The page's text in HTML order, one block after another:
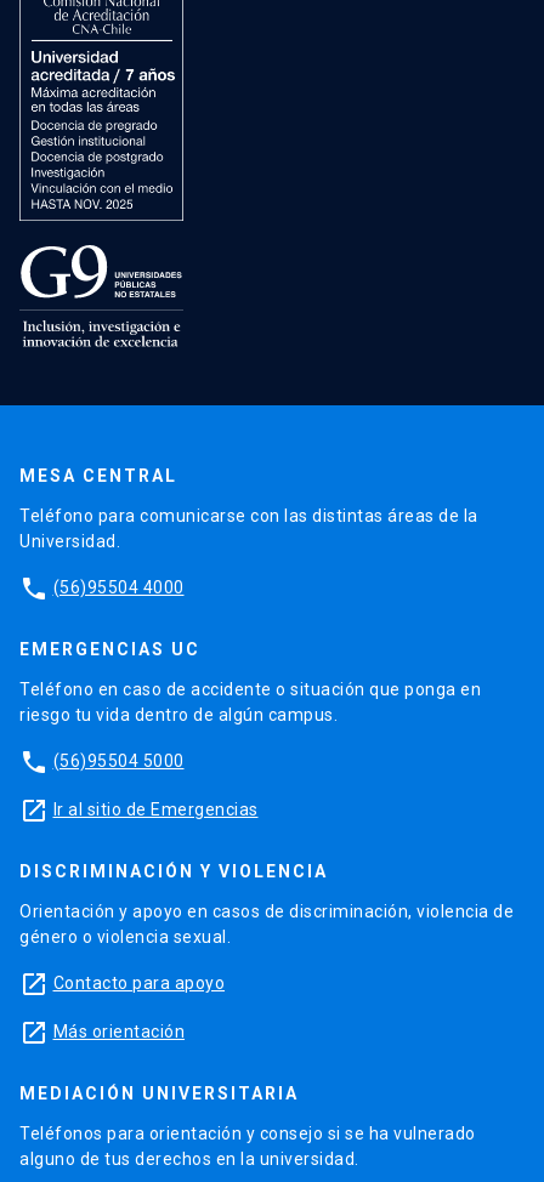
MESA CENTRAL
Teléfono para comunicarse con las distintas áreas de la
Universidad.
phone (56)95504 4000
EMERGENCIAS UC
Teléfono en caso de accidente o situación que ponga en
riesgo tu vida dentro de algún campus.
phone (56)95504 5000
launch Ir al sitio de Emergencias
DISCRIMINACIÓN Y VIOLENCIA
Orientación y apoyo en casos de discriminación, violencia de
género o violencia sexual.
launch Contacto para apoyo
launch Más orientación
MEDIACIÓN UNIVERSITARIA
Teléfonos para orientación y consejo si se ha vulnerado
alguno de tus derechos en la universidad.